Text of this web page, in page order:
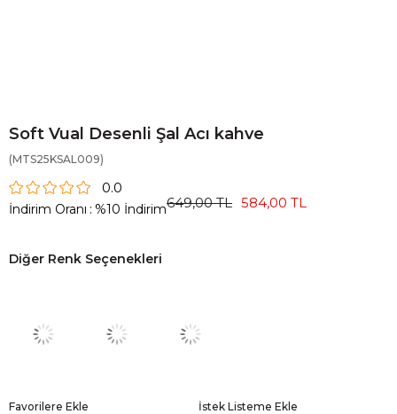
Soft Vual Desenli Şal Acı kahve
(MTS25KSAL009)
0.0
İndirim Oranı : %10 İndirim649,00 TL 584,00 TL
Diğer Renk Seçenekleri
Favorilere Ekle
İstek Listeme Ekle